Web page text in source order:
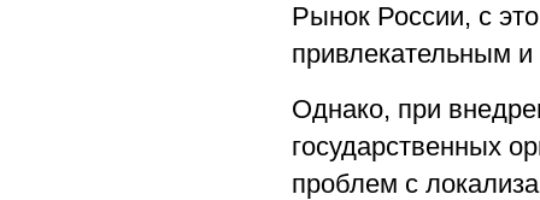
Рынок России, с
привлекательным
Однако, при
государственных
проблем с